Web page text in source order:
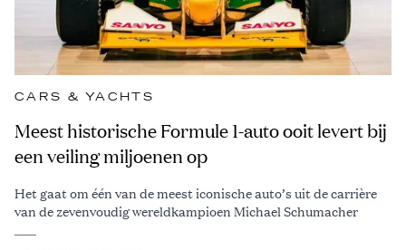
CARS & YACHTS
Meest historische Formule 1-auto ooit levert bij
een veiling miljoenen op
Het gaat om één van de meest iconische auto’s uit de carrière
van de zevenvoudig wereldkampioen Michael Schumacher